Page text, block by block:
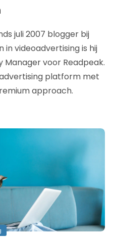
juli 2007 blogger bij
in videoadvertising is hij
Manager voor Readpeak.
platform met
approach.